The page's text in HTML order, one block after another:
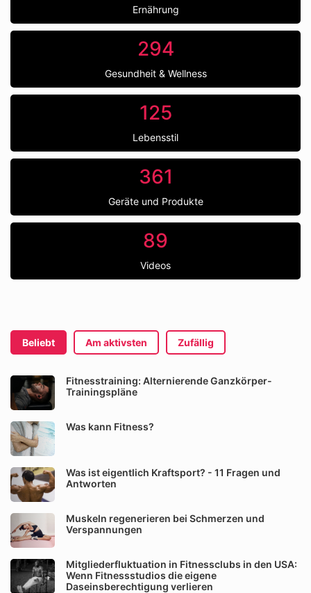
Ernährung
294
Gesundheit & Wellness
125
Lebensstil
361
Geräte und Produkte
89
Videos
Beliebt Am aktivsten Zufällig
Fitnesstraining: Alternierende Ganzkörper-
Trainingspläne
Was kann Fitness?
Was ist eigentlich Kraftsport? - 11 Fragen und
Antworten
Muskeln regenerieren bei Schmerzen und
Verspannungen
Mitgliederfluktuation in Fitnessclubs in den USA:
Wenn Fitnessstudios die eigene
Daseinsberechtigung verlieren